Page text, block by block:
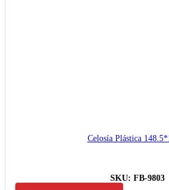
Celosía Plástica
SKU: FB-9803